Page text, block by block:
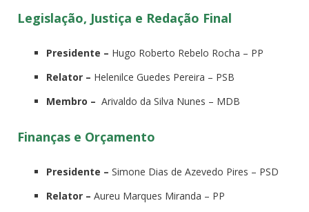
Legislação, Justiça e Redação Final
Presidente – Hugo Roberto Rebelo Rocha – PP
Relator – Helenilce Guedes Pereira – PSB
Membro – Arivaldo da Silva Nunes – MDB
Finanças e Orçamento
Presidente – Simone Dias de Azevedo Pires – PSD
Relator – Aureu Marques Miranda – PP